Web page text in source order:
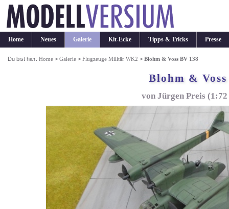
Home Neues Galerie Kit-Ecke Tipps & Tricks Presse
Du bist hier:Home >Galerie >Flugzeuge Militär WK2 >Blohm & Voss BV 138
Blohm &
von Jürgen Preis